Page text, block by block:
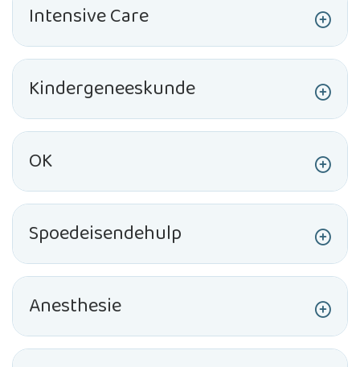
Intensive Care
Kindergeneeskunde
OK
Spoedeisendehulp
Anesthesie